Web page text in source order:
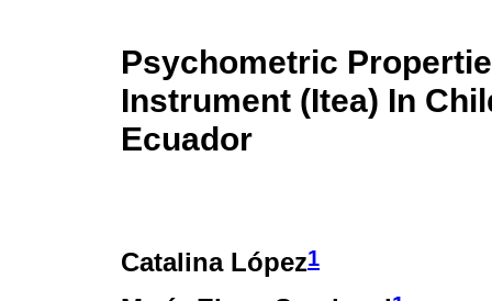
Psychometric
Instrument (Itea) In
Ecuador
Catalina López1